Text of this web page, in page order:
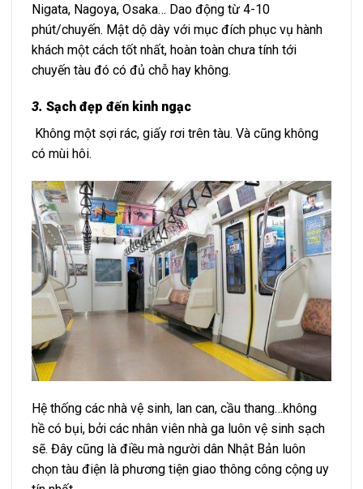
Nigata, Nagoya, Osaka… Dao động từ 4-10
phút/chuyến. Mật dộ dày với mục đích phục vụ hành
khách một cách tốt nhất, hoàn toàn chưa tính tới
chuyến tàu đó có đủ chỗ hay không.
3. Sạch đẹp đến kinh ngạc
Không một sợi rác, giấy rơi trên tàu. Và cũng không
có mùi hôi.
Hệ thống các nhà vệ sinh, lan can, cầu thang…không
hề có bụi, bởi các nhân viên nhà ga luôn vệ sinh sạch
sẽ. Đây cũng là điều mà người dân Nhật Bản luôn
chọn tàu điện là phương tiện giao thông công cộng uy